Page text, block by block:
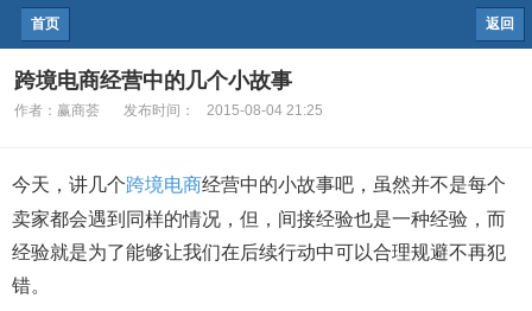
首页 返回
跨境电商经营中的几个小故事
作者： 赢商荟 发布时间： 2015-08-04 21:25
今天，讲几个跨境电商经营中的小故事吧，虽然并不是每个
卖家都会遇到同样的情况，但，间接经验也是一种经验，而
经验就是为了能够让我们在后续行动中可以合理规避不再犯
错。